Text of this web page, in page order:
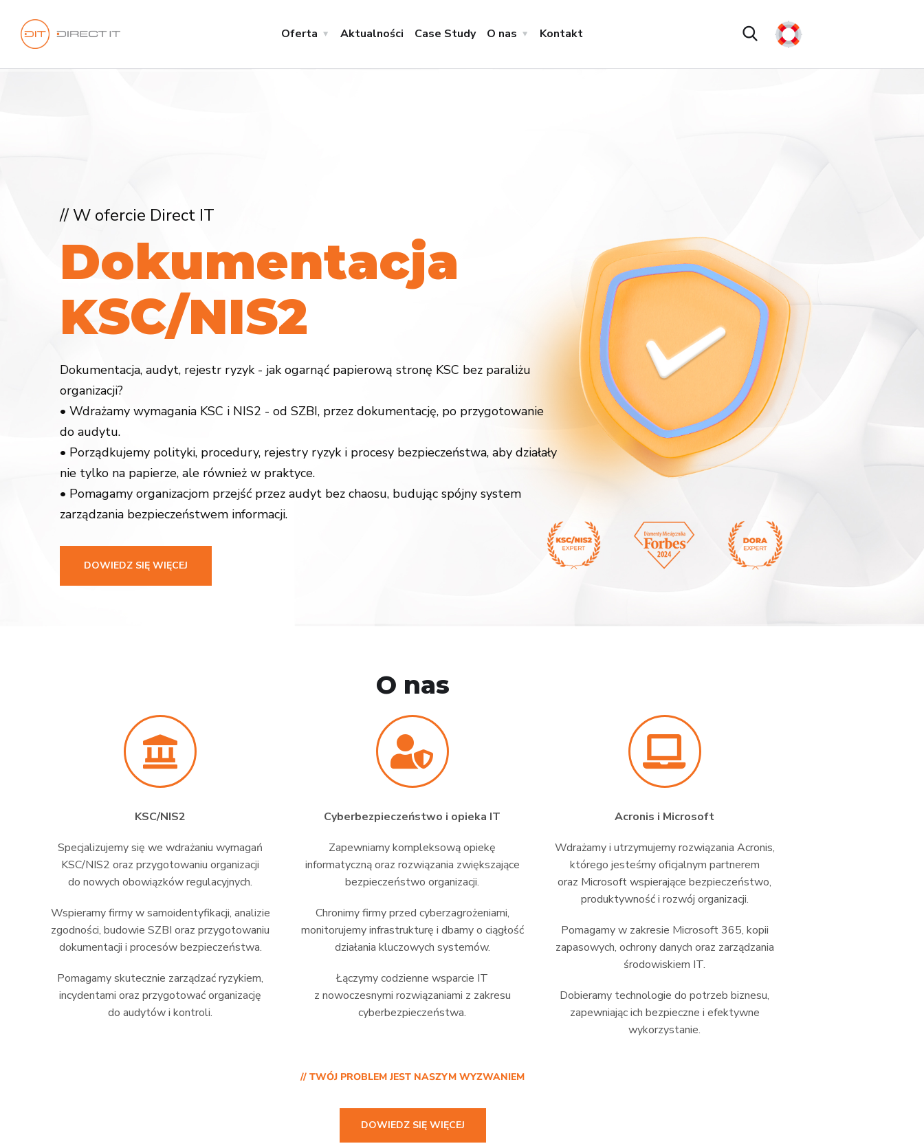
Oferta Aktualności Case Study O nas Kontakt
Dokumentacja
KSC/NIS2
Dokumentacja, audyt, rejestr ryzyk - jak ogarnąć papierową stronę KSC bez paraliżu
organizacji?
• Wdrażamy wymagania KSC i NIS2 - od SZBI, przez dokumentację, po przygotowanie
do audytu.
• Porządkujemy polityki, procedury, rejestry ryzyk i procesy bezpieczeństwa, aby działały
nie tylko na papierze, ale również w praktyce.
• Pomagamy organizacjom przejść przez audyt bez chaosu, budując spójny system
zarządzania bezpieczeństwem informacji.
// W ofercie Direct IT
DOWIEDZ SIĘ WIĘCEJ
O nas
KSC/NIS2
Specjalizujemy się we wdrażaniu wymagań
KSC/NIS2 oraz przygotowaniu organizacji
do nowych obowiązków regulacyjnych.
Wspieramy firmy w samoidentyfikacji, analizie
zgodności, budowie SZBI oraz przygotowaniu
dokumentacji i procesów bezpieczeństwa.
Pomagamy skutecznie zarządzać ryzykiem,
incydentami oraz przygotować organizację
do audytów i kontroli.
Cyberbezpieczeństwo i opieka IT
Zapewniamy kompleksową opiekę
informatyczną oraz rozwiązania zwiększające
bezpieczeństwo organizacji.
Chronimy firmy przed cyberzagrożeniami,
monitorujemy infrastrukturę i dbamy o ciągłość
działania kluczowych systemów.
Łączymy codzienne wsparcie IT
z nowoczesnymi rozwiązaniami z zakresu
cyberbezpieczeństwa.
Acronis i Microsoft
Wdrażamy i utrzymujemy rozwiązania Acronis,
którego jesteśmy oficjalnym partnerem
oraz Microsoft wspierające bezpieczeństwo,
produktywność i rozwój organizacji.
Pomagamy w zakresie Microsoft 365, kopii
zapasowych, ochrony danych oraz zarządzania
środowiskiem IT.
Dobieramy technologie do potrzeb biznesu,
zapewniając ich bezpieczne i efektywne
wykorzystanie.
// TWÓJ PROBLEM JEST NASZYM WYZWANIEM
DOWIEDZ SIĘ WIĘCEJ